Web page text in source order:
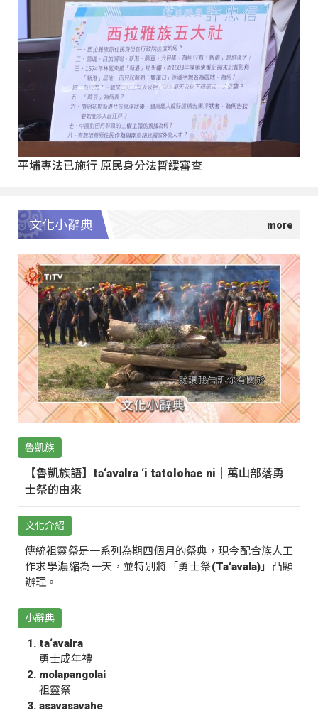
平埔專法已施行 原民身分法暫緩審查
文化小辭典
魯凱族
【魯凱族語】ta‘avalra ‘i tatolohae ni｜萬山部落勇
士祭的由來
文化介紹
傳統祖靈祭是一系列為期四個月的祭典，現今配合族人工
作求學濃縮為一天，並特別將「勇士祭(Ta‘avala)」凸顯
辦理。
小辭典
ta‘avalra
勇士成年禮
molapangolai
祖靈祭
asavasavahe